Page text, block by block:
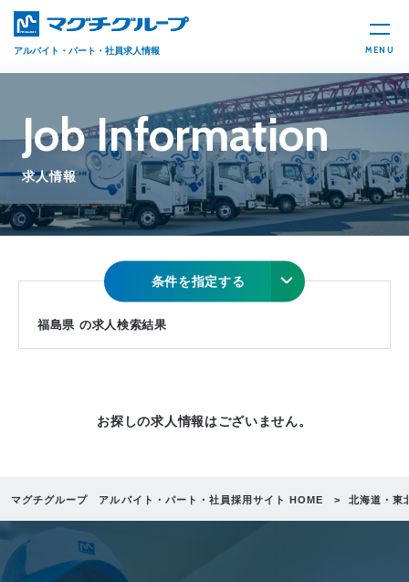
アルバイト・パート・社員求人情報 MENU
Job Information
求人情報
条件を指定する
福島県 の求人検索結果
お探しの求人情報はございません。
マグチグループ アルバイト・パート・社員採用サイト HOME 北海道・東